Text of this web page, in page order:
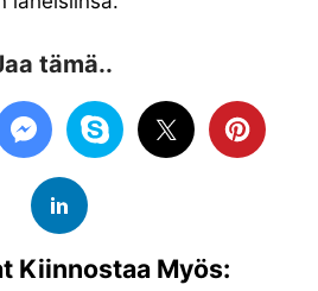
tämä..
Kiinnostaa Myös: